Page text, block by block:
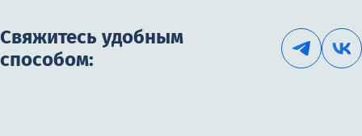
Свяжитесь удобным
способом: